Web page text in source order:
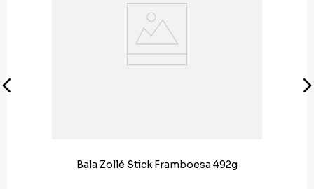
Bala Zollé Stick Framboesa 492g